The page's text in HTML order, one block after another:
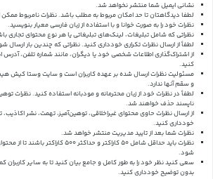
نشانی ایمیل شما منتشر نخواهد شد.
لطفا دیدگاهتان تا حد امکان مربوط به مطلب باشد. نظرات نامربوط
نظرات خود را به صورت خوانا و با استفاده از زبان فارسی معیار بنویسید.
نظراتی که شامل تبلیغات، لینک‌های تبلیغاتی یا هر نوع محتوای تجاری
لطفاً از ارسال نظرات تکراری خودداری کنید. نظراتی که چندین بار
از اشتراک‌گذاری اطلاعات شخصی خود یا دیگران، مانند شماره تلفن،
کنید.
مسئولیت نظرات ارسال شده بر عهده کاربران است و سایت وستا کیش
و سقم آنها ندارد.
لطفاً در نظرات خود از زبان محترمانه و مودبانه استفاده کنید. نظرات
ناپسند حذف خواهند شد.
از ارسال نظرات حاوی محتوای غیراخلاقی، توهین‌آمیز، تهمت، نشر
خودداری کنید.
نظرات شما بعد از تایید مدیریت منتشر خواهد شد.
نظرات باید حداقل شامل 50 کاراکتر و
شود.
سعی کنید نظر خود را به طور کامل و جامع بیان کنید تا به سایر کاربران
بدون توضیح خودداری کنید.